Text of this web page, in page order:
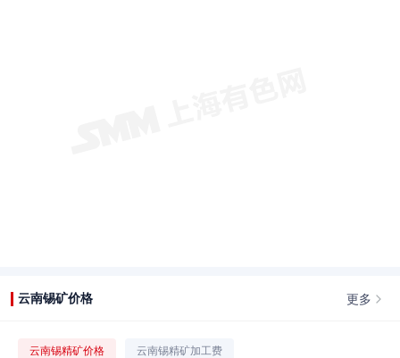
云南锡矿价格 更多
云南锡精矿价格 云南锡精矿加工费